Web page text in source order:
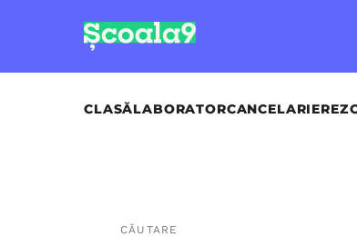
CLASĂLABORATORCANCELARIE
CĂUTARE